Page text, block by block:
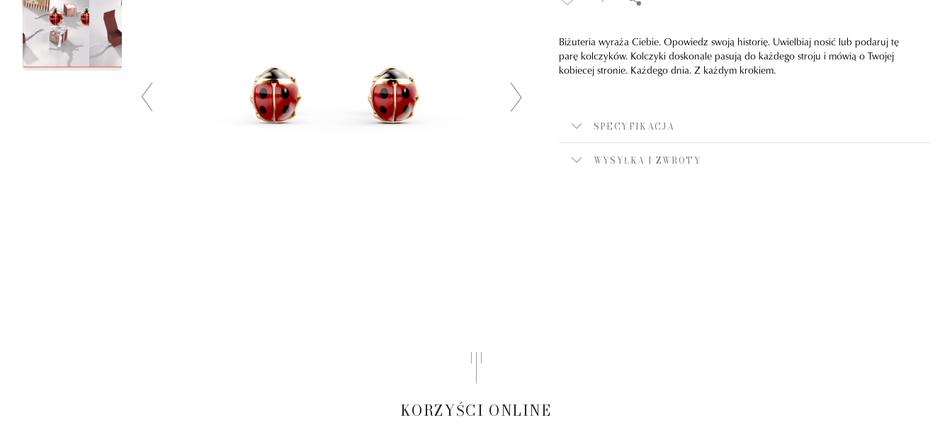
Biżuteria wyraża Ciebie. Opowiedz swoją historię. Uwielbiaj nosić lub podaruj tę
parę kolczyków. Kolczyki doskonale pasują do każdego stroju i mówią o Twojej
kobiecej stronie. Każdego dnia. Z każdym krokiem.
SPECYFIKACJA
WYSYŁKA I ZWROTY
KORZYŚCI ONLINE